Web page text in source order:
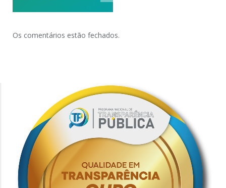
Os comentários estão fechados.